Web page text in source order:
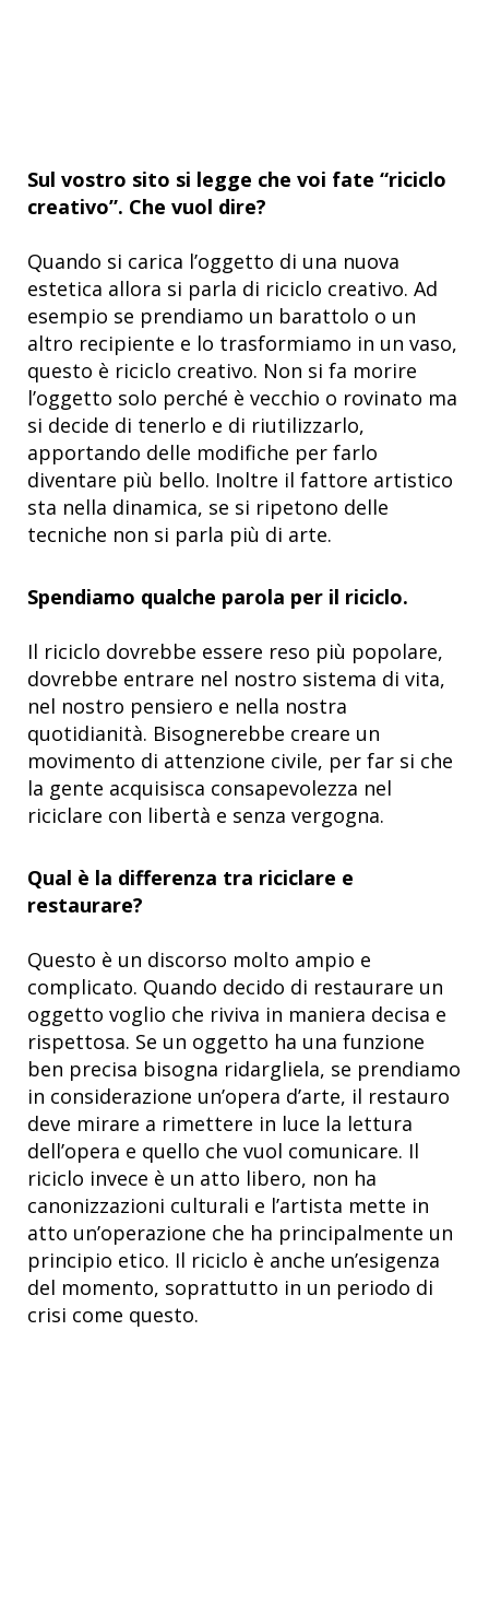
Sul vostro sito si legge che voi fate “riciclo
creativo”. Che vuol dire?
Quando si carica l’oggetto di una nuova
estetica allora si parla di riciclo creativo. Ad
esempio se prendiamo un barattolo o un
altro recipiente e lo trasformiamo in un vaso,
questo è riciclo creativo. Non si fa morire
l’oggetto solo perché è vecchio o rovinato ma
si decide di tenerlo e di riutilizzarlo,
apportando delle modifiche per farlo
diventare più bello. Inoltre il fattore artistico
sta nella dinamica, se si ripetono delle
tecniche non si parla più di arte.
Spendiamo qualche parola per il riciclo.
Il riciclo dovrebbe essere reso più popolare,
dovrebbe entrare nel nostro sistema di vita,
nel nostro pensiero e nella nostra
quotidianità. Bisognerebbe creare un
movimento di attenzione civile, per far si che
la gente acquisisca consapevolezza nel
riciclare con libertà e senza vergogna.
Qual è la differenza tra riciclare e
restaurare?
Questo è un discorso molto ampio e
complicato. Quando decido di restaurare un
oggetto voglio che riviva in maniera decisa e
rispettosa. Se un oggetto ha una funzione
ben precisa bisogna ridargliela, se prendiamo
in considerazione un’opera d’arte, il restauro
deve mirare a rimettere in luce la lettura
dell’opera e quello che vuol comunicare. Il
riciclo invece è un atto libero, non ha
canonizzazioni culturali e l’artista mette in
atto un’operazione che ha principalmente un
principio etico. Il riciclo è anche un’esigenza
del momento, soprattutto in un periodo di
crisi come questo.